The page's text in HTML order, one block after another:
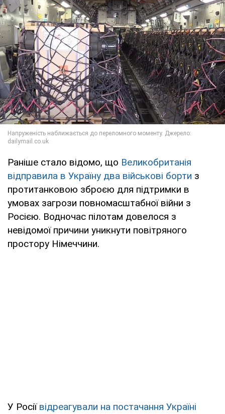
Раніше стало відомо, що Великобританія
відправила в Україну два військові борти з
протитанковою зброєю для підтримки в
умовах загрози повномасштабної війни з
Росією. Водночас пілотам довелося з
невідомої причини уникнути повітряного
простору Німеччини.
У Росії відреагували на постачання Україні